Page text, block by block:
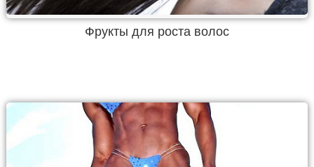
Фрукты для роста волос